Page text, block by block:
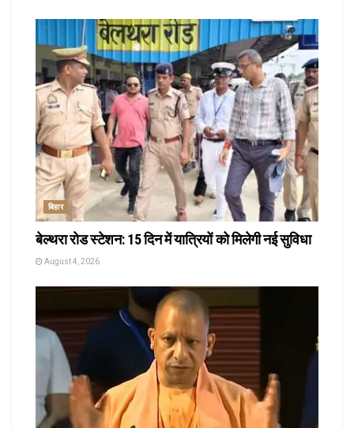
बिहार
बेल्थरा रोड स्टेशन: 15 दिन में यात्रियों को मिलेगी नई सुविधा
August 4, 2026